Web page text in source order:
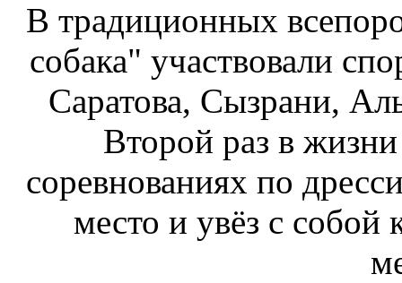
В традиционных
собака" участвовали
Саратова, Сызрани,
Второй раз в
соревнованиях по
место и увёз с